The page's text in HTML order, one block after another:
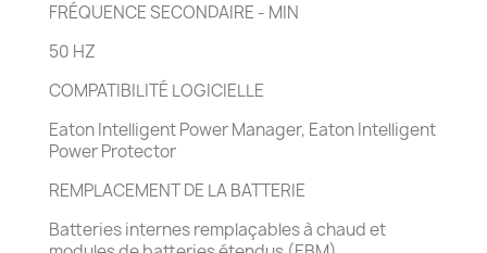
FRÉQUENCE SECONDAIRE - MIN
50 HZ
COMPATIBILITÉ LOGICIELLE
Eaton Intelligent Power Manager, Eaton Intelligent
Power Protector
REMPLACEMENT DE LA BATTERIE
Batteries internes remplaçables à chaud et